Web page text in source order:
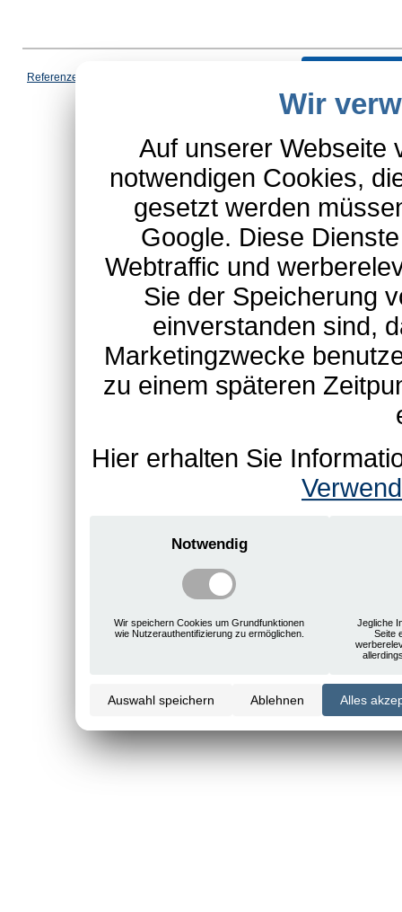
Referenzen
*Schulte-Hauptkatalog,
Wir
Auf unserer Webseite
notwendigen Cookies,
gesetzt werden
Google. Diese
Webtraffic und
Sie der Speicherung
einverstanden sind,
Marketingzwecke
zu einem späteren
Hier erhalten Sie
Notwendig
Wir speichern Cookies um Grundfunktionen
wie Nutzerauthentifizierung zu ermöglichen.
Jegliche
Seite
Auswahl speichern Ablehnen Alles